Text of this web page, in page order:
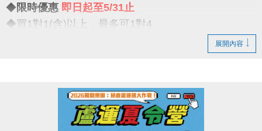
【#注意事項】
（一）報名請攜帶身分證為憑，若兩位選手年紀組別
（三）超過比賽時間 3 分鐘未出賽者，以棄權論（以
大會掛鐘為準）。
（四）為使比賽順利進行，大會有權調度場地安排及
◆限時優惠 即日起至5/31止
◆買1對1(含)以上，最多可1對4
◆假日15組 / 平日30組
真的慢了就沒有！這個夏天，不只是玩水
展開內容